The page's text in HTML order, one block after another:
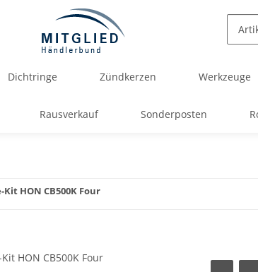
Dichtringe Zündkerzen Werkzeuge
Rausverkauf Sonderposten
Kit HON CB500K Four